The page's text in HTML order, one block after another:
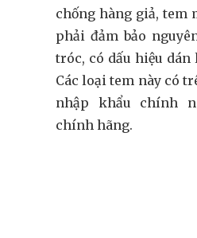
chống hàng giả, tem
phải đảm bảo
tróc, có dấu hiệu dán
Các loại tem này có
nhập khẩu chính
chính hãng.